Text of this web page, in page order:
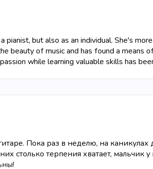
but also as an individual. She's
beauty of music and has found a means
while learning valuable skills has
Пока раз в неделю, на каникулах
столько терпения хватает, мальчик у